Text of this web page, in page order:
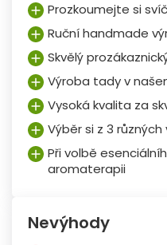
Prozkoumejte si
Ruční handmade
Skvělý
Výroba tady v
Vysoká kvalita za
Výběr si z 3 různých
Při volbě
aromaterapii
Nevýhody